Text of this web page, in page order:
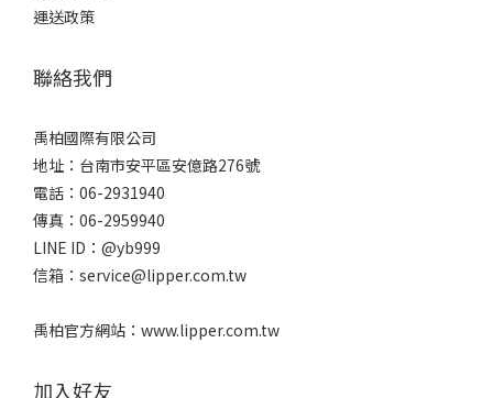
運送政策
聯絡我們
禹柏國際有限公司
地址：台南市安平區安億路276號
電話：06-2931940
傳真：06-2959940
LINE ID：@yb999
信箱：service@lipper.com.tw
禹柏官方網站：www.lipper.com.tw
加入好友